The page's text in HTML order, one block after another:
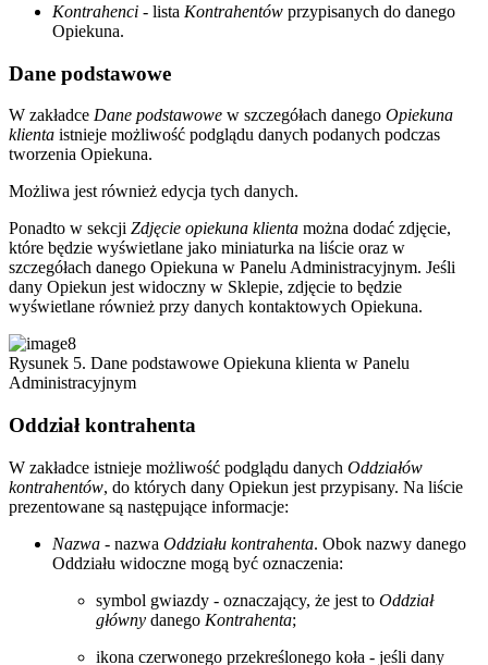
Kontrahenci - lista Kontrahentów przypisanych do danego
Opiekuna.
Dane podstawowe
W zakładce Dane podstawowe w szczegółach danego Opiekuna
klienta istnieje możliwość podglądu danych podanych podczas
tworzenia Opiekuna.
Możliwa jest również edycja tych danych.
Ponadto w sekcji Zdjęcie opiekuna klienta można dodać zdjęcie,
które będzie wyświetlane jako miniaturka na liście oraz w
szczegółach danego Opiekuna w Panelu Administracyjnym. Jeśli
dany Opiekun jest widoczny w Sklepie, zdjęcie to będzie
wyświetlane również przy danych kontaktowych Opiekuna.
Rysunek 5. Dane podstawowe Opiekuna klienta w Panelu
Administracyjnym
Oddział kontrahenta
W zakładce istnieje możliwość podglądu danych Oddziałów
kontrahentów, do których dany Opiekun jest przypisany. Na liście
prezentowane są następujące informacje:
Nazwa - nazwa Oddziału kontrahenta. Obok nazwy danego
Oddziału widoczne mogą być oznaczenia:
symbol gwiazdy - oznaczający, że jest to Oddział
główny danego Kontrahenta;
ikona czerwonego przekreślonego koła - jeśli dany